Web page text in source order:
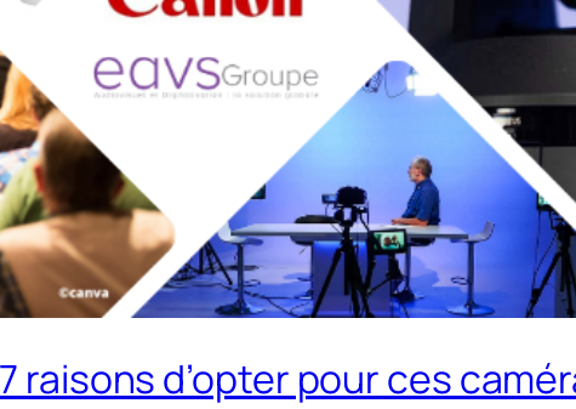
raisons d’opter pour ces